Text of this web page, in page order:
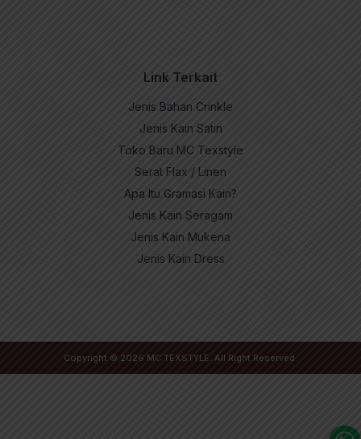
Link Terkait
Jenis Bahan Crinkle
Jenis Kain Satin
Toko Baru MC Texstyle
Serat Flax / Linen
Apa Itu Gramasi Kain?
Jenis Kain Seragam
Jenis Kain Mukena
Jenis Kain Dress
Copyright © 2026 MC TEXSTYLE. All Right Reserved.